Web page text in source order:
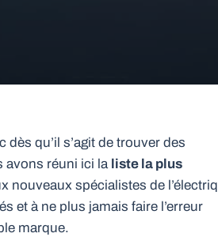
qu’il s’agit de trouver des
avons réuni ici la liste la plus
nouveaux spécialistes de
et à ne plus jamais faire l’erreur
marque.